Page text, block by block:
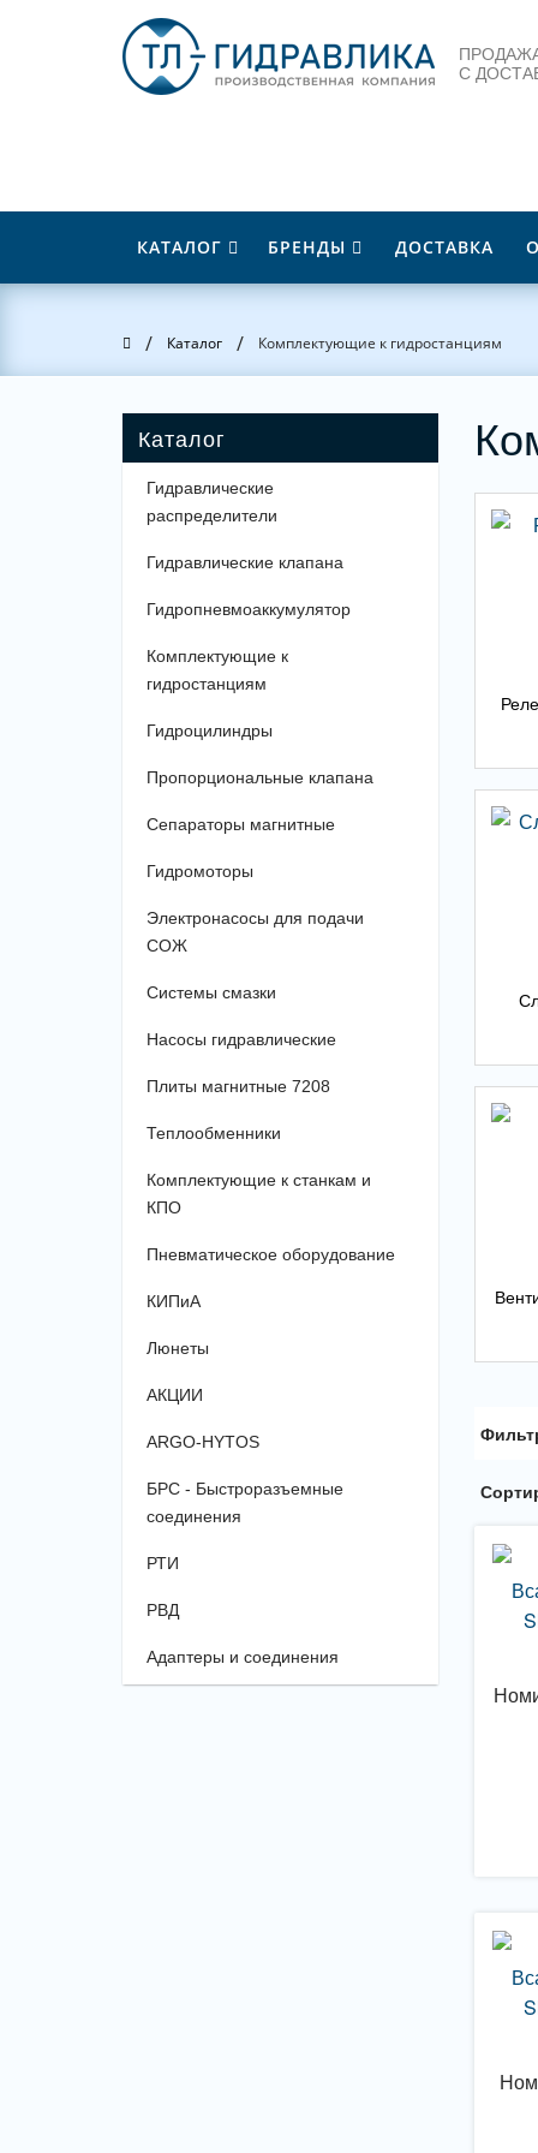
С
КАТАЛОГ БРЕНДЫ ДОСТАВКА
Главная
/ Каталог / Комплектующие к гидростанциям
Гидравлические
распределители
Гидравлические клапана
Гидропневмоаккумулятор
Комплектующие к
гидростанциям
Гидроцилиндры
Пропорциональные клапана
Сепараторы магнитные
Гидромоторы
Электронасосы для подачи
СОЖ
Системы смазки
Насосы гидравлические
Плиты магнитные 7208
Теплообменники
Комплектующие к станкам и
КПО
Пневматическое оборудование
КИПиА
Люнеты
АКЦИИ
ARGO-HYTOS
БРС - Быстроразъемные
соединения
РТИ
РВД
Адаптеры и соединения